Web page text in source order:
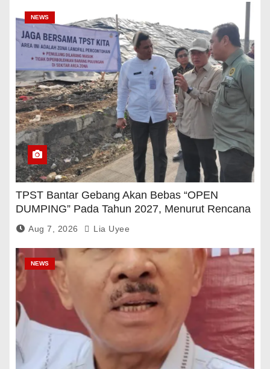
NEWS
TPST Bantar Gebang Akan Bebas “OPEN
DUMPING” Pada Tahun 2027, Menurut Rencana
Pemerintah
Aug 7, 2026 Lia Uyee
NEWS